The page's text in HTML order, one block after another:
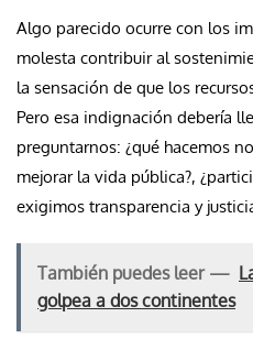
Algo parecido ocurre con los
molesta contribuir al
la sensación de que los
Pero esa indignación debería
preguntarnos: ¿qué hacemos
mejorar la vida pública?,
exigimos transparencia y
También puedes leer —
golpea a dos continentes